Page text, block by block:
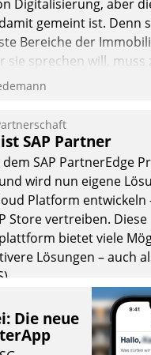
Digitalisierung, aber
gemeint ist. Denn
Bereiche der
sie sprechen will, muss
ist die betriebliche
durch optimierte und
man darf nicht zu viel
einer neuen
erfordert
sich zu überprüfen,
SAP Partner
SAP PartnerEdge
wird nun eigene
Platform entwickeln
Store vertreiben. Diese
bietet viele
Lösungen – auch
Die neue